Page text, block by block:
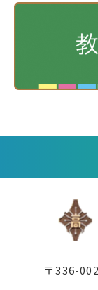
〒336-